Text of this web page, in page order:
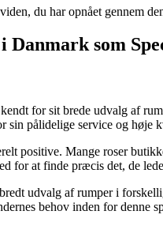
du har opnået gennem
som
for sit brede udvalg af
sin pålidelige service og høje
positive. Mange roser
for at finde præcis det, de
udvalg af rumper i
behov inden for denne